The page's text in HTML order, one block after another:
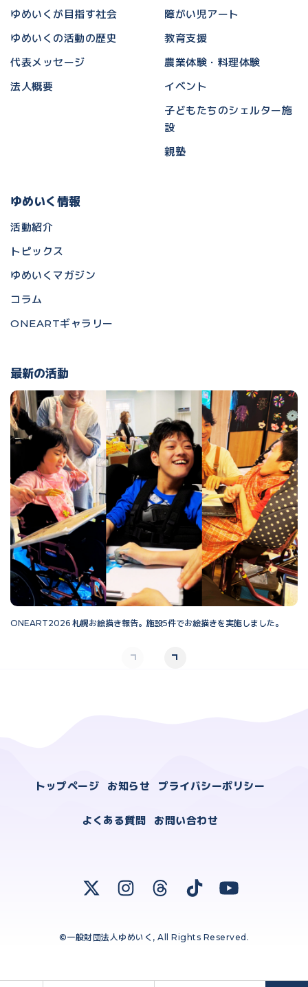
ゆめいくが目指す社会
ゆめいくの活動の歴史
代表メッセージ
法人概要
障がい児アート
教育支援
農業体験・料理体験
イベント
子どもたちのシェルター施
設
親塾
ゆめいく情報
活動紹介
トピックス
ゆめいくマガジン
コラム
ONEARTギャラリー
最新の活動
ONEART2026 札幌お絵描き報告。施設5件でお絵描きを実施しました。
トップページ お知らせ プライバシーポリシー
よくある質問 お問い合わせ
©一般財団法人ゆめいく, All Rights Reserved.